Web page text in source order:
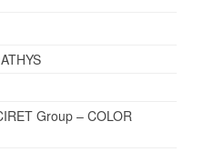
Group – COLOR